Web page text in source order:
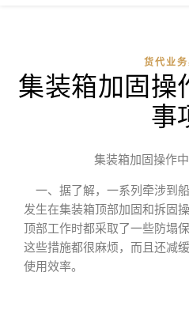
货代业
集装箱加固操
事
集装箱加固操作
一、据了解，一系列牵涉到
发生在集装箱顶部加固和拆固
顶部工作时都采取了一些防塌
这些措施都很麻烦，而且还减
使用效率。